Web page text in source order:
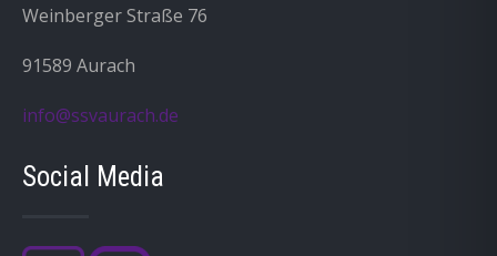
Weinberger Straße 76
91589 Aurach
info@ssvaurach.de
Social Media